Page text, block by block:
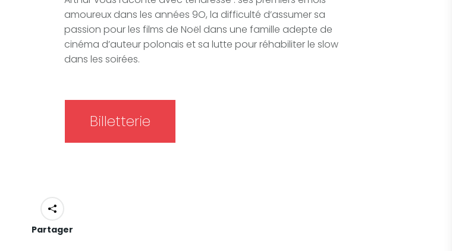
amoureux dans les années 9O, la difficulté d’assumer sa
passion pour les films de Noël dans une famille adepte de
cinéma d’auteur polonais et sa lutte pour réhabiliter le slow
dans les soirées.
Billetterie
Partager